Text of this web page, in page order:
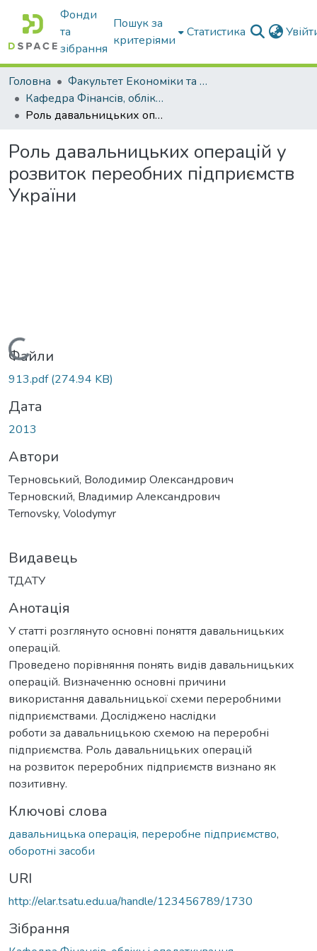
Фонди
та
зібрання
Пошук за
критеріями
Статистика
Головна
Факультет Економіки та бізнесу
Кафедра Фінансів, обліку і оподаткування
Роль давальницьких операцій у розвиток переобних підприємств України
Роль давальницьких операцій у
розвиток переобних підприємств
України
Вантажиться...
Файли
913.pdf(274.94 KB)
Дата
2013
Автори
Терновський, Володимир Олександрович
Терновский, Владимир Александрович
Ternovsky, Volodymyr
Видавець
ТДАТУ
Анотація
У статті розглянуто основні поняття давальницьких
операцій.
Проведено порівняння понять видів давальницьких
операцій. Визначенню основні причини
використання давальницької схеми переробними
підприємствами. Досліджено наслідки
роботи за давальницькою схемою на переробні
підприємства. Роль давальницьких операцій
на розвиток переробних підприємств визнано як
позитивну.
Ключові слова
давальницька операція, переробне підприємство,
оборотні засоби
URI
http://elar.tsatu.edu.ua/handle/123456789/1730
Зібрання